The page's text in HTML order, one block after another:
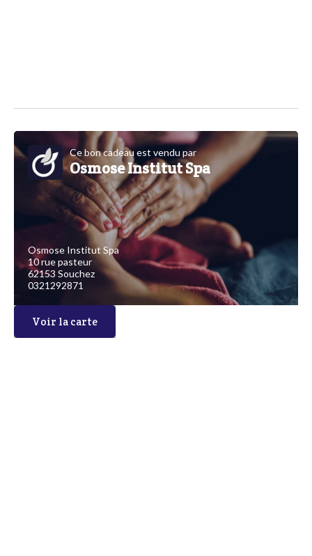
Ce bon cadeau est vendu par
Osmose Institut Spa
Osmose Institut Spa
10 rue pasteur
62153 Souchez
0321292871
Voir la carte